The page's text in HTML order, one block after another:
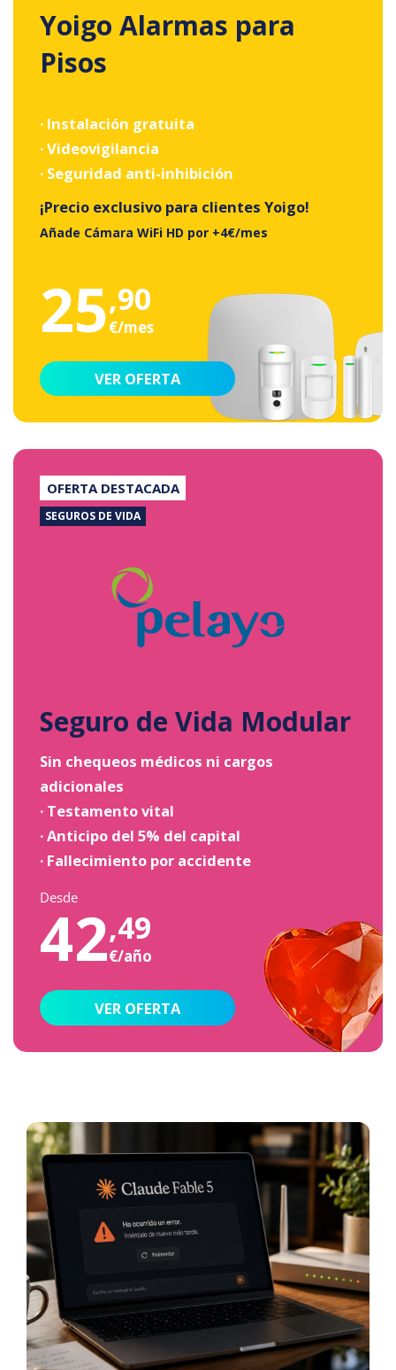
Yoigo Alarmas para
Pisos
· Instalación gratuita
· Videovigilancia
· Seguridad anti-inhibición
¡Precio exclusivo para clientes Yoigo!
Añade Cámara WiFi HD por +4€/mes
25,90
€/mes
VER OFERTA
OFERTA DESTACADA
SEGUROS DE VIDA
Seguro de Vida Modular
Sin chequeos médicos ni cargos
adicionales
· Testamento vital
· Anticipo del 5% del capital
· Fallecimiento por accidente
Desde
42,49
€/año
VER OFERTA